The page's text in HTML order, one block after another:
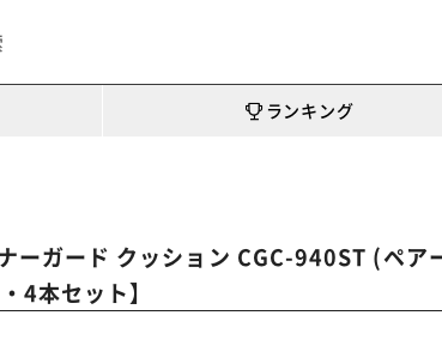
ランキング
ーガード クッション CGC-940ST (ペア
4本セット】